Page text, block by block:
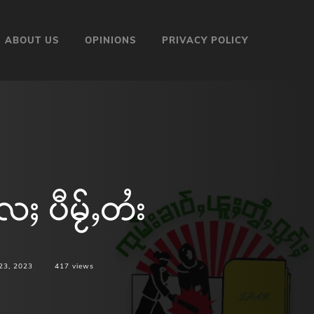
ABOUT US OPINIONS PRIVACY POLICY
ႈ ပီမႂ်ႇတႆး
2023 417 views